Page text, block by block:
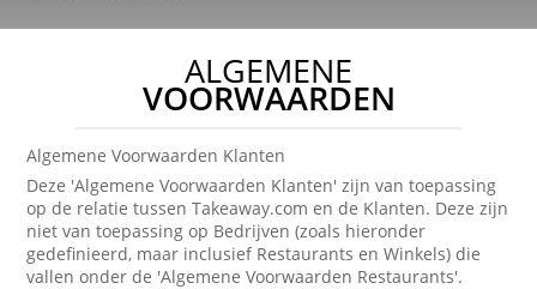
ALGEMENE
VOORWAARDEN
Algemene Voorwaarden Klanten
Deze 'Algemene Voorwaarden Klanten' zijn van toepassing
op de relatie tussen Takeaway.com en de Klanten. Deze zijn
niet van toepassing op Bedrijven (zoals hieronder
gedefinieerd, maar inclusief Restaurants en Winkels) die
vallen onder de 'Algemene Voorwaarden Restaurants'.